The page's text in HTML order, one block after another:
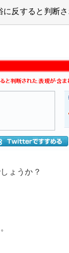
反すると判断
ょうか？